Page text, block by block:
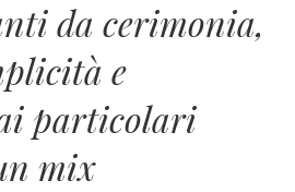
da cerimonia,
e
particolari
mix